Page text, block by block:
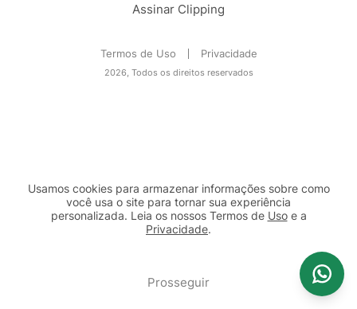
Assinar Clipping
Termos de Uso Privacidade
2026, Todos os direitos reservados
Usamos cookies para armazenar informações sobre como
você usa o site para tornar sua experiência
personalizada. Leia os nossos Termos de Usoe a
Privacidade.
Prosseguir